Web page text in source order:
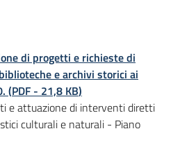
di progetti e richieste di
e archivi storici ai
(PDF - 21,8 KB)
e attuazione di interventi diretti
culturali e naturali - Piano